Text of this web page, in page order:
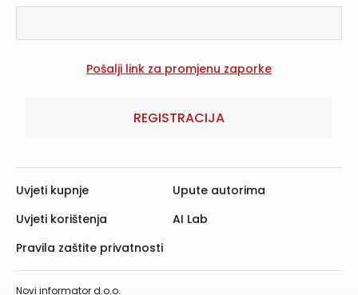
REGISTRACIJA
Novi informator d.o.o.
Uvjeti kupnje
Uvjeti korištenja
Pravila zaštite privatnosti
Upute autorima
AI Lab